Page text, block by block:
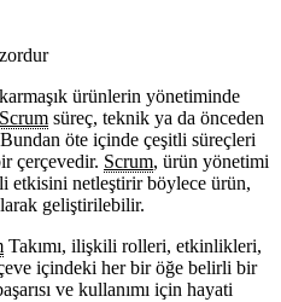
ürünlerin yönetiminde
Scrum süreç, teknik ya da önceden
öte içinde çeşitli süreçleri
çerçevedir. Scrum, ürün yönetimi
etkisini netleştirir böylece ürün,
geliştirilebilir.
Takımı, ilişkili rolleri, etkinlikleri,
içindeki her bir öğe belirli bir
ve kullanımı için hayati